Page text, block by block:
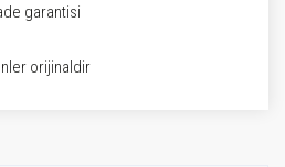
garantisi
orijinaldir